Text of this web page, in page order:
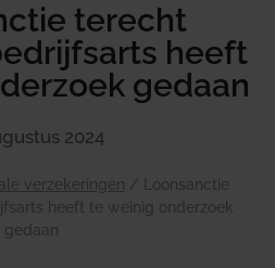
terecht
heeft
gedaan
2024
verzekeringen /
Loonsanctie
heeft te weinig onderzoek
gedaan